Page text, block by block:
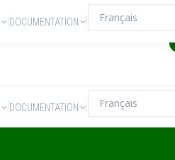
DOCUMENTATION
DOCUMENTATION